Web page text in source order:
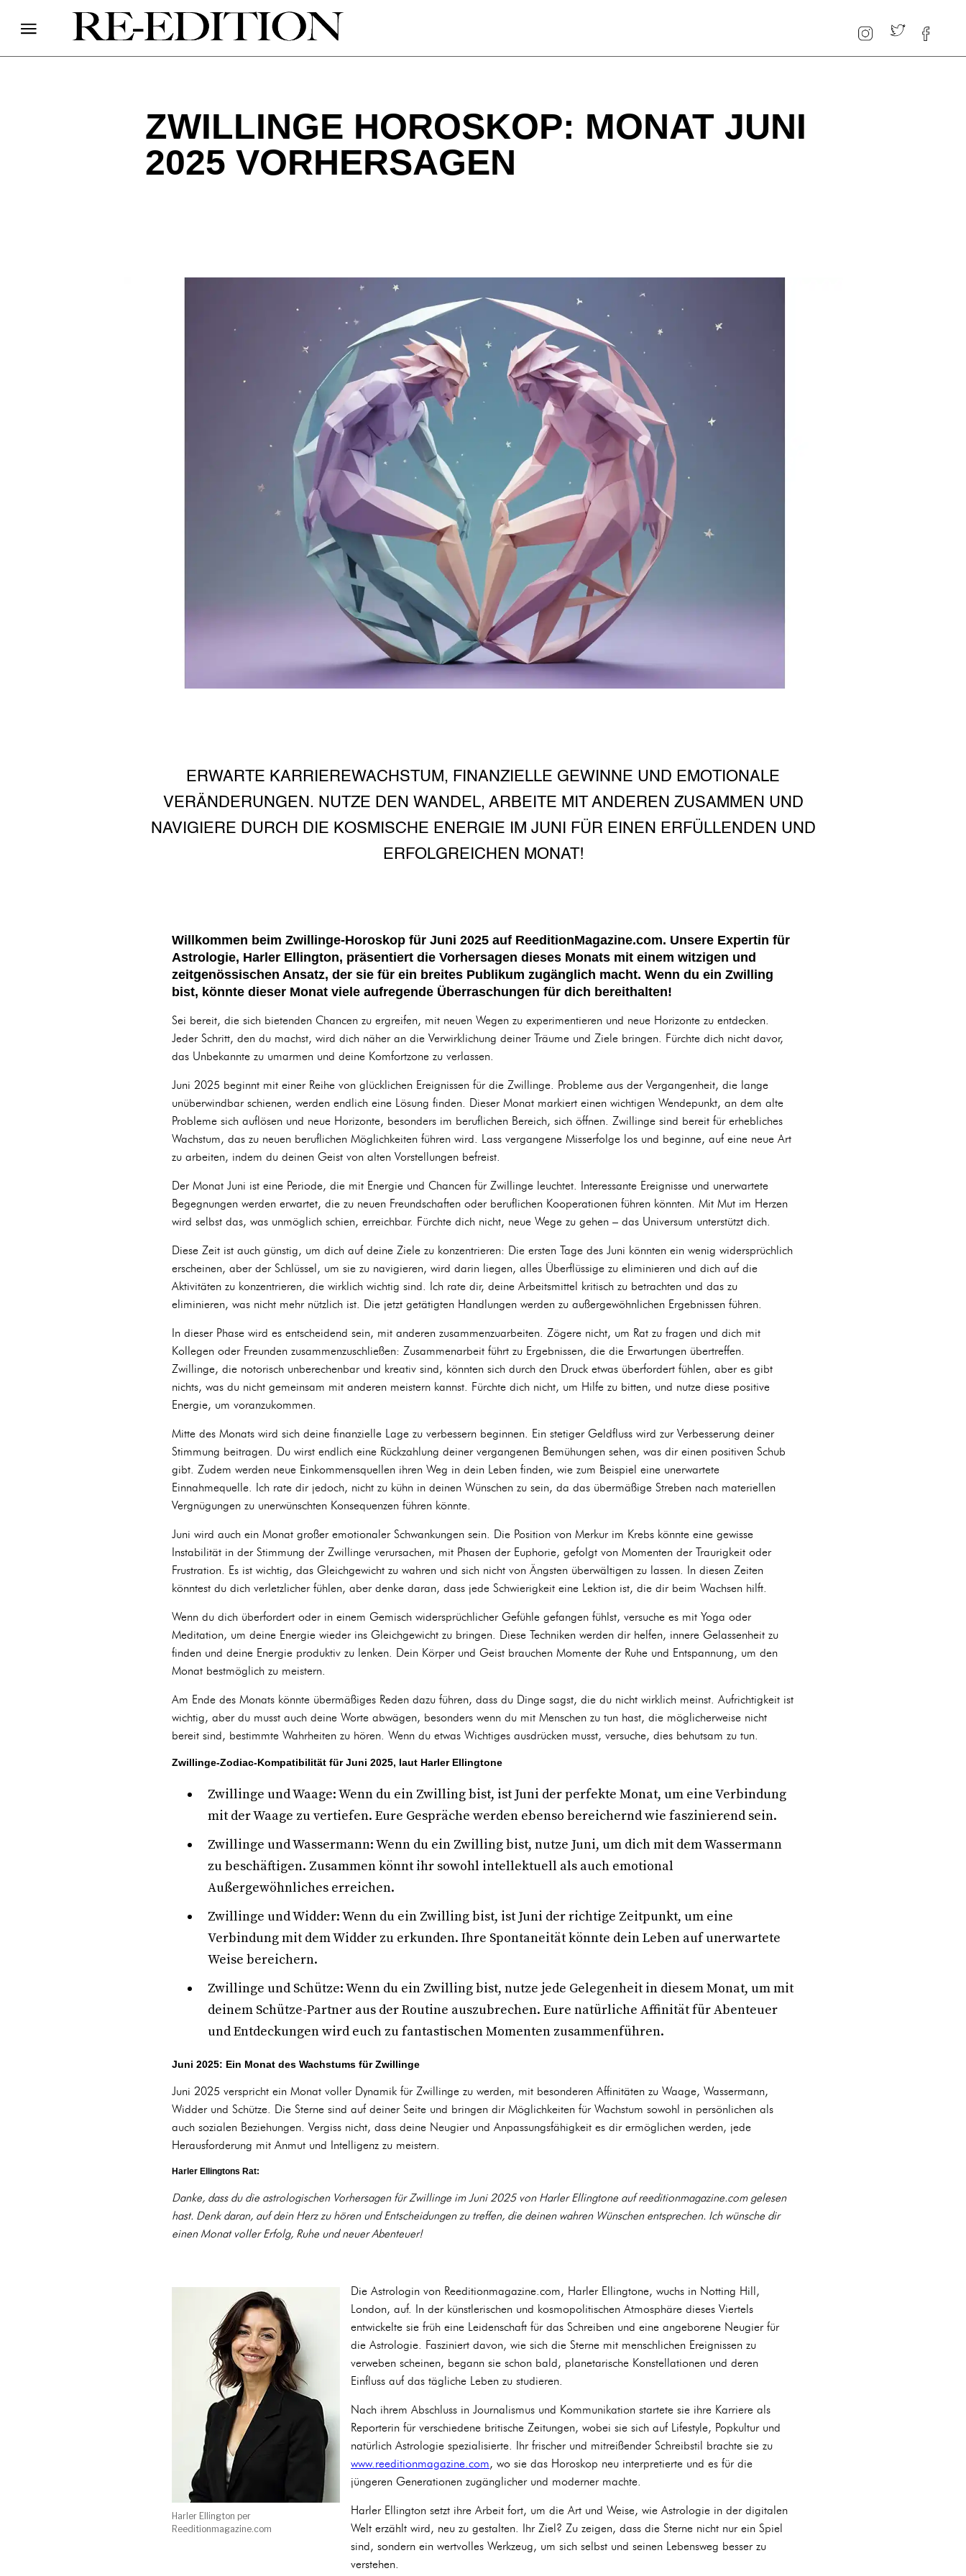
ZWILLINGE HOROSKOP: MONAT JUNI
2025 VORHERSAGEN
ERWARTE KARRIEREWACHSTUM, FINANZIELLE GEWINNE UND EMOTIONALE
VERÄNDERUNGEN. NUTZE DEN WANDEL, ARBEITE MIT ANDEREN ZUSAMMEN UND
NAVIGIERE DURCH DIE KOSMISCHE ENERGIE IM JUNI FÜR EINEN ERFÜLLENDEN UND
ERFOLGREICHEN MONAT!
Willkommen beim Zwillinge-Horoskop für Juni 2025 auf ReeditionMagazine.com. Unsere Expertin für
Astrologie, Harler Ellington, präsentiert die Vorhersagen dieses Monats mit einem witzigen und
zeitgenössischen Ansatz, der sie für ein breites Publikum zugänglich macht. Wenn du ein Zwilling
bist, könnte dieser Monat viele aufregende Überraschungen für dich bereithalten!
Sei bereit, die sich bietenden Chancen zu ergreifen, mit neuen Wegen zu experimentieren und neue Horizonte zu entdecken.
Jeder Schritt, den du machst, wird dich näher an die Verwirklichung deiner Träume und Ziele bringen. Fürchte dich nicht davor,
das Unbekannte zu umarmen und deine Komfortzone zu verlassen.
Juni 2025 beginnt mit einer Reihe von glücklichen Ereignissen für die Zwillinge. Probleme aus der Vergangenheit, die lange
unüberwindbar schienen, werden endlich eine Lösung finden. Dieser Monat markiert einen wichtigen Wendepunkt, an dem alte
Probleme sich auflösen und neue Horizonte, besonders im beruflichen Bereich, sich öffnen. Zwillinge sind bereit für erhebliches
Wachstum, das zu neuen beruflichen Möglichkeiten führen wird. Lass vergangene Misserfolge los und beginne, auf eine neue Art
zu arbeiten, indem du deinen Geist von alten Vorstellungen befreist.
Der Monat Juni ist eine Periode, die mit Energie und Chancen für Zwillinge leuchtet. Interessante Ereignisse und unerwartete
Begegnungen werden erwartet, die zu neuen Freundschaften oder beruflichen Kooperationen führen könnten. Mit Mut im Herzen
wird selbst das, was unmöglich schien, erreichbar. Fürchte dich nicht, neue Wege zu gehen – das Universum unterstützt dich.
Diese Zeit ist auch günstig, um dich auf deine Ziele zu konzentrieren: Die ersten Tage des Juni könnten ein wenig widersprüchlich
erscheinen, aber der Schlüssel, um sie zu navigieren, wird darin liegen, alles Überflüssige zu eliminieren und dich auf die
Aktivitäten zu konzentrieren, die wirklich wichtig sind. Ich rate dir, deine Arbeitsmittel kritisch zu betrachten und das zu
eliminieren, was nicht mehr nützlich ist. Die jetzt getätigten Handlungen werden zu außergewöhnlichen Ergebnissen führen.
In dieser Phase wird es entscheidend sein, mit anderen zusammenzuarbeiten. Zögere nicht, um Rat zu fragen und dich mit
Kollegen oder Freunden zusammenzuschließen: Zusammenarbeit führt zu Ergebnissen, die die Erwartungen übertreffen.
Zwillinge, die notorisch unberechenbar und kreativ sind, könnten sich durch den Druck etwas überfordert fühlen, aber es gibt
nichts, was du nicht gemeinsam mit anderen meistern kannst. Fürchte dich nicht, um Hilfe zu bitten, und nutze diese positive
Energie, um voranzukommen.
Mitte des Monats wird sich deine finanzielle Lage zu verbessern beginnen. Ein stetiger Geldfluss wird zur Verbesserung deiner
Stimmung beitragen. Du wirst endlich eine Rückzahlung deiner vergangenen Bemühungen sehen, was dir einen positiven Schub
gibt. Zudem werden neue Einkommensquellen ihren Weg in dein Leben finden, wie zum Beispiel eine unerwartete
Einnahmequelle. Ich rate dir jedoch, nicht zu kühn in deinen Wünschen zu sein, da das übermäßige Streben nach materiellen
Vergnügungen zu unerwünschten Konsequenzen führen könnte.
Juni wird auch ein Monat großer emotionaler Schwankungen sein. Die Position von Merkur im Krebs könnte eine gewisse
Instabilität in der Stimmung der Zwillinge verursachen, mit Phasen der Euphorie, gefolgt von Momenten der Traurigkeit oder
Frustration. Es ist wichtig, das Gleichgewicht zu wahren und sich nicht von Ängsten überwältigen zu lassen. In diesen Zeiten
könntest du dich verletzlicher fühlen, aber denke daran, dass jede Schwierigkeit eine Lektion ist, die dir beim Wachsen hilft.
Wenn du dich überfordert oder in einem Gemisch widersprüchlicher Gefühle gefangen fühlst, versuche es mit Yoga oder
Meditation, um deine Energie wieder ins Gleichgewicht zu bringen. Diese Techniken werden dir helfen, innere Gelassenheit zu
finden und deine Energie produktiv zu lenken. Dein Körper und Geist brauchen Momente der Ruhe und Entspannung, um den
Monat bestmöglich zu meistern.
Am Ende des Monats könnte übermäßiges Reden dazu führen, dass du Dinge sagst, die du nicht wirklich meinst. Aufrichtigkeit ist
wichtig, aber du musst auch deine Worte abwägen, besonders wenn du mit Menschen zu tun hast, die möglicherweise nicht
bereit sind, bestimmte Wahrheiten zu hören. Wenn du etwas Wichtiges ausdrücken musst, versuche, dies behutsam zu tun.
Zwillinge-Zodiac-Kompatibilität für Juni 2025, laut Harler Ellingtone
Zwillinge und Waage: Wenn du ein Zwilling bist, ist Juni der perfekte Monat, um eine Verbindung
mit der Waage zu vertiefen. Eure Gespräche werden ebenso bereichernd wie faszinierend sein.
Zwillinge und Wassermann: Wenn du ein Zwilling bist, nutze Juni, um dich mit dem Wassermann
zu beschäftigen. Zusammen könnt ihr sowohl intellektuell als auch emotional
Außergewöhnliches erreichen.
Zwillinge und Widder: Wenn du ein Zwilling bist, ist Juni der richtige Zeitpunkt, um eine
Verbindung mit dem Widder zu erkunden. Ihre Spontaneität könnte dein Leben auf unerwartete
Weise bereichern.
Zwillinge und Schütze: Wenn du ein Zwilling bist, nutze jede Gelegenheit in diesem Monat, um mit
deinem Schütze-Partner aus der Routine auszubrechen. Eure natürliche Affinität für Abenteuer
und Entdeckungen wird euch zu fantastischen Momenten zusammenführen.
Juni 2025: Ein Monat des Wachstums für Zwillinge
Juni 2025 verspricht ein Monat voller Dynamik für Zwillinge zu werden, mit besonderen Affinitäten zu Waage, Wassermann,
Widder und Schütze. Die Sterne sind auf deiner Seite und bringen dir Möglichkeiten für Wachstum sowohl in persönlichen als
auch sozialen Beziehungen. Vergiss nicht, dass deine Neugier und Anpassungsfähigkeit es dir ermöglichen werden, jede
Herausforderung mit Anmut und Intelligenz zu meistern.
Harler Ellingtons Rat:
Danke, dass du die astrologischen Vorhersagen für Zwillinge im Juni 2025 von Harler Ellingtone auf reeditionmagazine.com gelesen
hast. Denk daran, auf dein Herz zu hören und Entscheidungen zu treffen, die deinen wahren Wünschen entsprechen. Ich wünsche dir
einen Monat voller Erfolg, Ruhe und neuer Abenteuer!
Harler Ellington per
Reeditionmagazine.com
Die Astrologin von Reeditionmagazine.com, Harler Ellingtone, wuchs in Notting Hill,
London, auf. In der künstlerischen und kosmopolitischen Atmosphäre dieses Viertels
entwickelte sie früh eine Leidenschaft für das Schreiben und eine angeborene Neugier für
die Astrologie. Fasziniert davon, wie sich die Sterne mit menschlichen Ereignissen zu
verweben scheinen, begann sie schon bald, planetarische Konstellationen und deren
Einfluss auf das tägliche Leben zu studieren.
Nach ihrem Abschluss in Journalismus und Kommunikation startete sie ihre Karriere als
Reporterin für verschiedene britische Zeitungen, wobei sie sich auf Lifestyle, Popkultur und
natürlich Astrologie spezialisierte. Ihr frischer und mitreißender Schreibstil brachte sie zu
www.reeditionmagazine.com, wo sie das Horoskop neu interpretierte und es für die
jüngeren Generationen zugänglicher und moderner machte.
Harler Ellington setzt ihre Arbeit fort, um die Art und Weise, wie Astrologie in der digitalen
Welt erzählt wird, neu zu gestalten. Ihr Ziel? Zu zeigen, dass die Sterne nicht nur ein Spiel
sind, sondern ein wertvolles Werkzeug, um sich selbst und seinen Lebensweg besser zu
verstehen.